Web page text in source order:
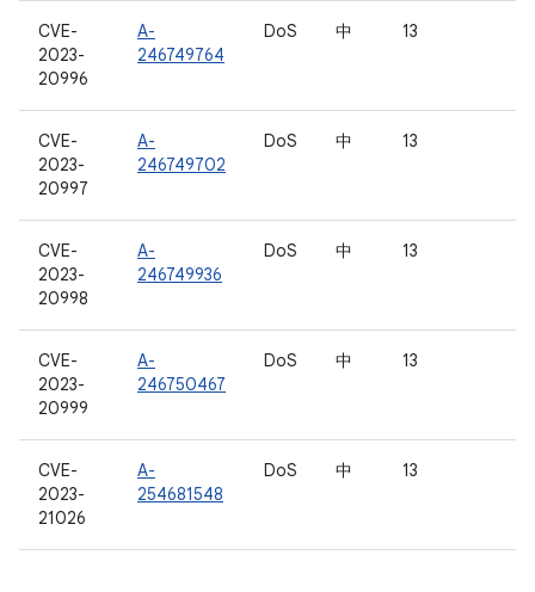
CVE-
2023-
20996
A-
246749764
DoS 中 13
CVE-
2023-
20997
A-
246749702
DoS 中 13
CVE-
2023-
20998
A-
246749936
DoS 中 13
CVE-
2023-
20999
A-
246750467
DoS 中 13
CVE-
2023-
21026
A-
254681548
DoS 中 13